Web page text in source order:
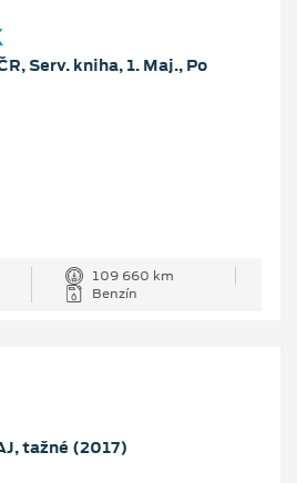
Serv. kniha, 1. Maj., Po
109 660 km
Benzín
tažné (2017)